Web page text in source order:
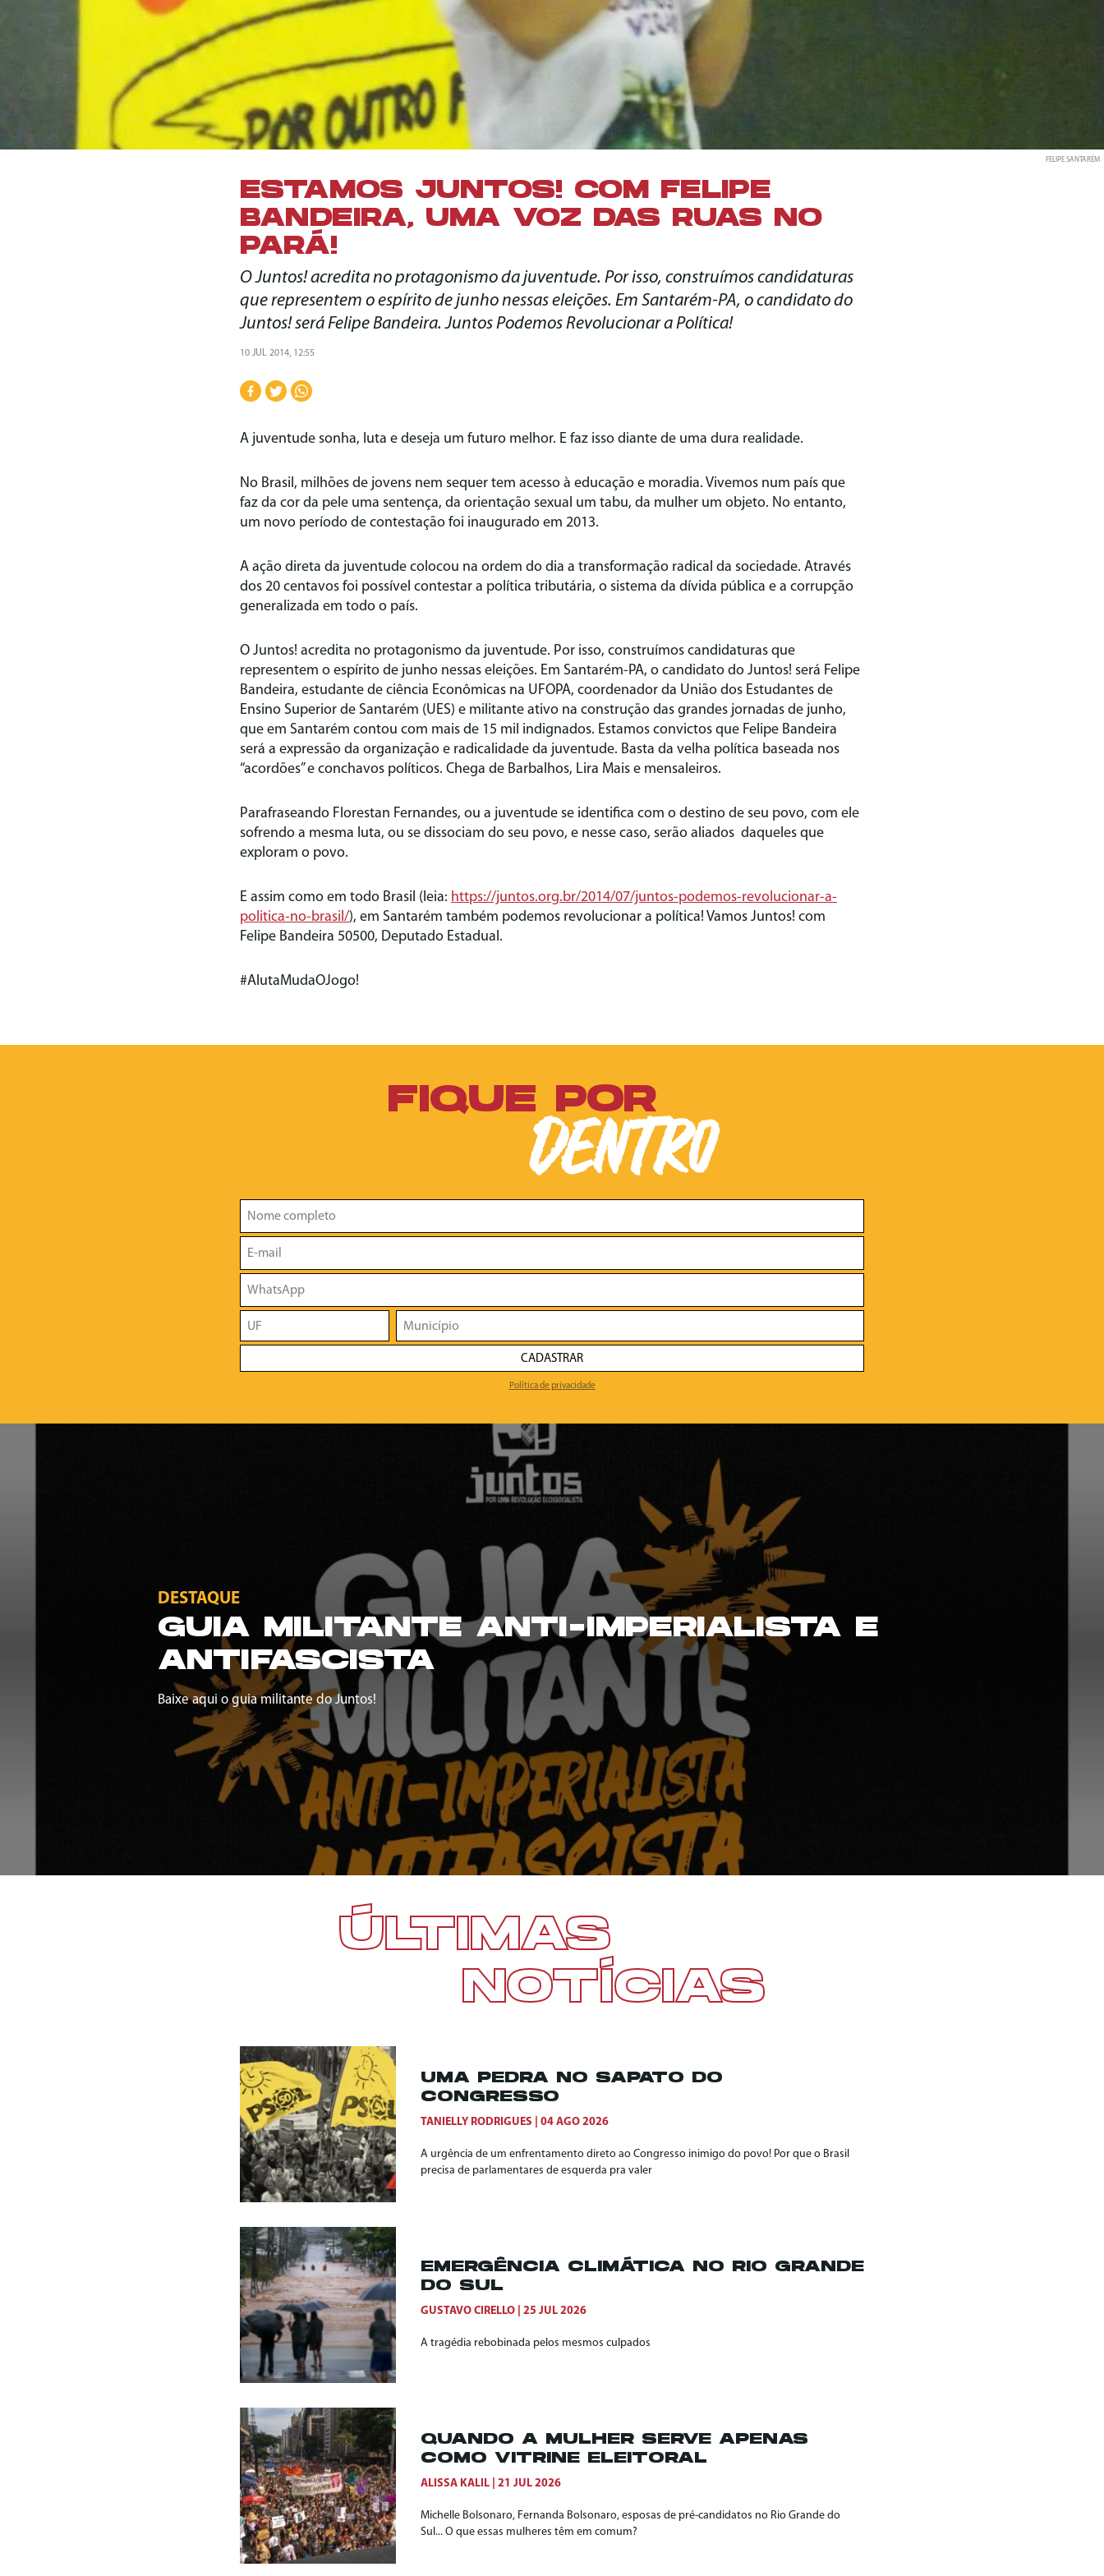
FELIPE SANTARÉM
ESTAMOS JUNTOS! COM FELIPE
BANDEIRA, UMA VOZ DAS RUAS NO
PARÁ!
O Juntos! acredita no protagonismo da juventude. Por isso, construímos candidaturas
que representem o espírito de junho nessas eleições. Em Santarém-PA, o candidato do
Juntos! será Felipe Bandeira. Juntos Podemos Revolucionar a Política!
10 JUL 2014, 12:55
A juventude sonha, luta e deseja um futuro melhor. E faz isso diante de uma dura realidade.
No Brasil, milhões de jovens nem sequer tem acesso à educação e moradia. Vivemos num país que
faz da cor da pele uma sentença, da orientação sexual um tabu, da mulher um objeto. No entanto,
um novo período de contestação foi inaugurado em 2013.
A ação direta da juventude colocou na ordem do dia a transformação radical da sociedade. Através
dos 20 centavos foi possível contestar a política tributária, o sistema da dívida pública e a corrupção
generalizada em todo o país.
O Juntos! acredita no protagonismo da juventude. Por isso, construímos candidaturas que
representem o espírito de junho nessas eleições. Em Santarém-PA, o candidato do Juntos! será Felipe
Bandeira, estudante de ciência Econômicas na UFOPA, coordenador da União dos Estudantes de
Ensino Superior de Santarém (UES) e militante ativo na construção das grandes jornadas de junho,
que em Santarém contou com mais de 15 mil indignados. Estamos convictos que Felipe Bandeira
será a expressão da organização e radicalidade da juventude. Basta da velha política baseada nos
“acordões” e conchavos políticos. Chega de Barbalhos, Lira Mais e mensaleiros.
Parafraseando Florestan Fernandes, ou a juventude se identifica com o destino de seu povo, com ele
sofrendo a mesma luta, ou se dissociam do seu povo, e nesse caso, serão aliados daqueles que
exploram o povo.
E assim como em todo Brasil (leia: https://juntos.org.br/2014/07/juntos-podemos-revolucionar-a-
politica-no-brasil/), em Santarém também podemos revolucionar a política! Vamos Juntos! com
Felipe Bandeira 50500, Deputado Estadual.
#AlutaMudaOJogo!
FIQUE POR
DENTRO
CADASTRAR
Política de privacidade
DESTAQUE
GUIA MILITANTE ANTI-IMPERIALISTA E
ANTIFASCISTA
Baixe aqui o guia militante do Juntos!
ÚLTIMAS
NOTÍCIAS
UMA PEDRA NO SAPATO DO
CONGRESSO
TANIELLY RODRIGUES 04 AGO 2026
A urgência de um enfrentamento direto ao Congresso inimigo do povo! Por que o Brasil
precisa de parlamentares de esquerda pra valer
EMERGÊNCIA CLIMÁTICA NO RIO GRANDE
DO SUL
GUSTAVO CIRELLO 25 JUL 2026
A tragédia rebobinada pelos mesmos culpados
QUANDO A MULHER SERVE APENAS
COMO VITRINE ELEITORAL
ALISSA KALIL 21 JUL 2026
Michelle Bolsonaro, Fernanda Bolsonaro, esposas de pré-candidatos no Rio Grande do
Sul... O que essas mulheres têm em comum?